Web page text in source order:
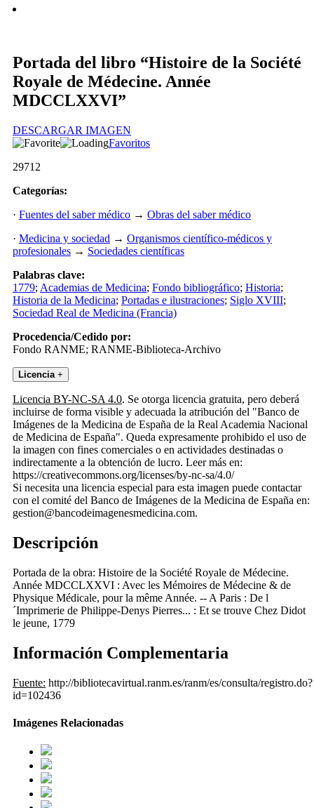
Portada del libro “Histoire de la Société
Royale de Médecine. Année
MDCCLXXVI”
DESCARGAR IMAGEN
Favoritos
29712
Categorías:
· Fuentes del saber médico → Obras del saber médico
· Medicina y sociedad → Organismos científico-médicos y
profesionales → Sociedades científicas
Palabras clave:
1779; Academias de Medicina; Fondo bibliográfico; Historia;
Historia de la Medicina; Portadas e ilustraciones; Siglo XVIII;
Sociedad Real de Medicina (Francia)
Procedencia/Cedido por:
Fondo RANME; RANME-Biblioteca-Archivo
Licencia +
Licencia BY-NC-SA 4.0. Se otorga licencia gratuita, pero deberá
incluirse de forma visible y adecuada la atribución del "Banco de
Imágenes de la Medicina de España de la Real Academia Nacional
de Medicina de España". Queda expresamente prohibido el uso de
la imagen con fines comerciales o en actividades destinadas o
indirectamente a la obtención de lucro. Leer más en:
https://creativecommons.org/licenses/by-nc-sa/4.0/
Si necesita una licencia especial para esta imagen puede contactar
con el comité del Banco de Imágenes de la Medicina de España en:
gestion@bancodeimagenesmedicina.com.
Descripción
Portada de la obra: Histoire de la Société Royale de Médecine.
Année MDCCLXXVI : Avec les Mémoires de Médecine & de
Physique Médicale, pour la même Année. -- A Paris : De l
´Imprimerie de Philippe-Denys Pierres... : Et se trouve Chez Didot
le jeune, 1779
Información Complementaria
Fuente: http://bibliotecavirtual.ranm.es/ranm/es/consulta/registro.do?
id=102436
Imágenes Relacionadas